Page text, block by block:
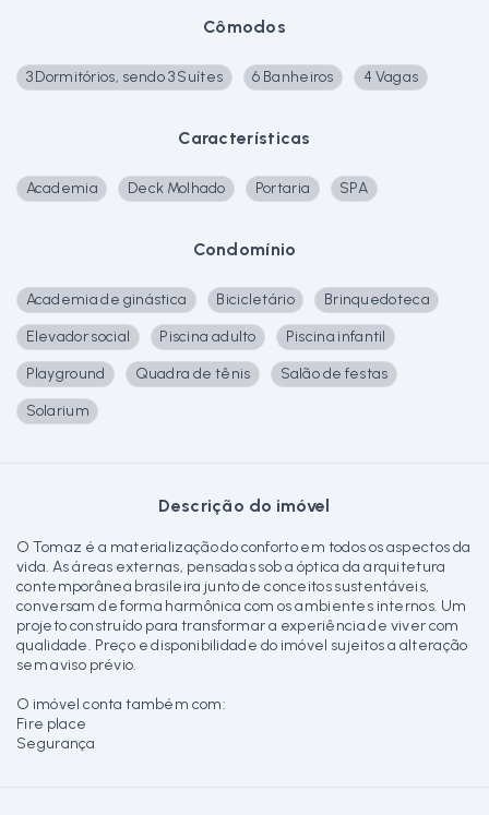
Cômodos
3 Dormitórios, sendo 3 Suítes 6 Banheiros 4 Vagas
Características
Academia Deck Molhado Portaria SPA
Condomínio
Academia de ginástica Bicicletário
Brinquedoteca
Elevador social
Piscina adulto
Piscina infantil
Playground
Quadra de tênis
Salão de festas
Solarium
Descrição do imóvel
O Tomaz é a materialização do conforto em todos os aspectos da
vida. As áreas externas, pensadas sob a óptica da arquitetura
contemporânea brasileira junto de conceitos sustentáveis,
conversam de forma harmônica com os ambientes internos. Um
projeto construído para transformar a experiência de viver com
qualidade. Preço e disponibilidade do imóvel sujeitos a alteração
sem aviso prévio.
O imóvel conta também com:
Fire place
Segurança